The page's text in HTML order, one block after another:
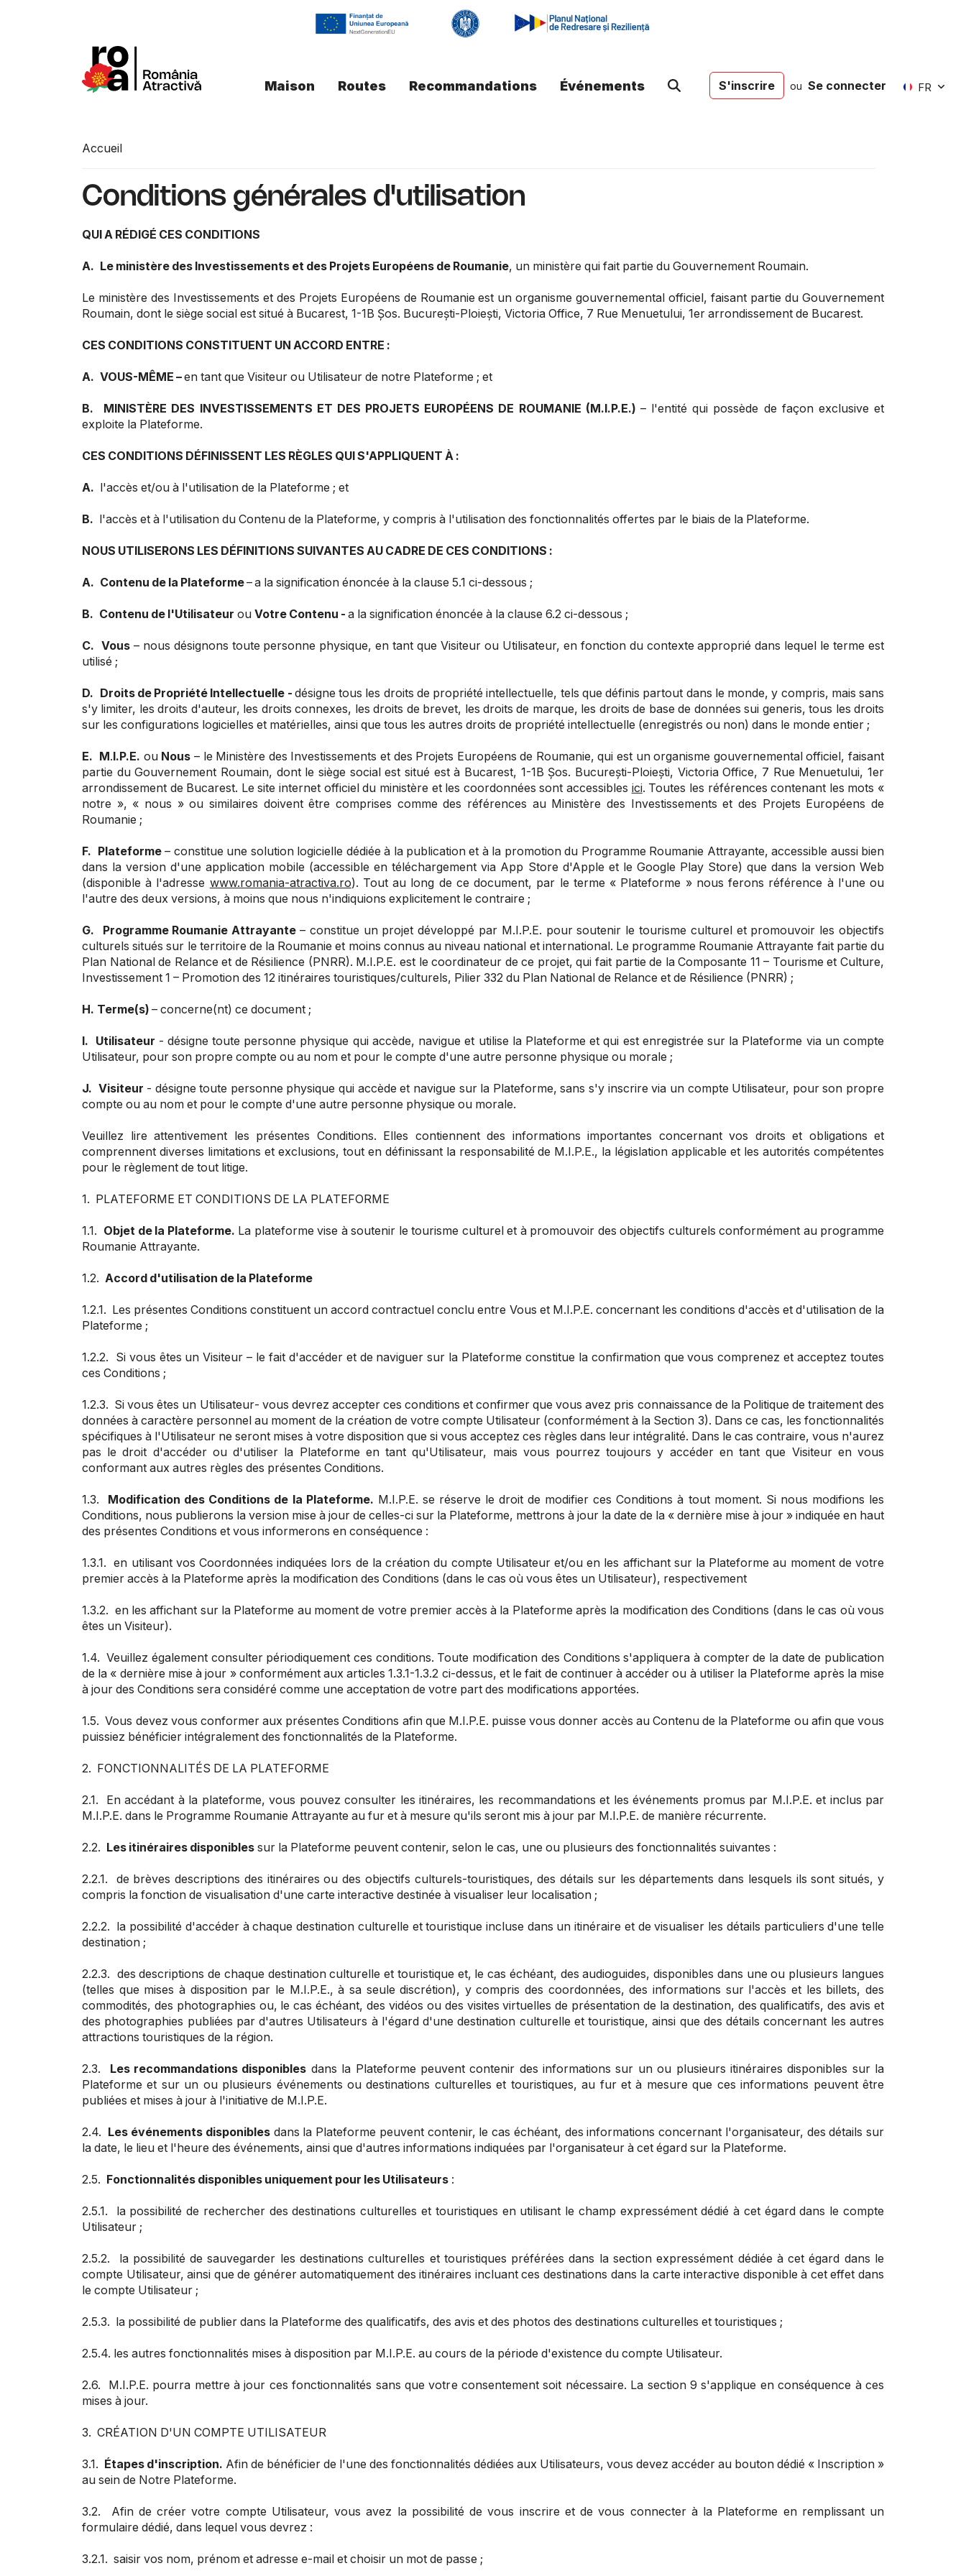
Maison Routes Recommandations Événements S'inscrire ou Se connecter FR
Accueil
Conditions générales d'utilisation
QUI A RÉDIGÉ CES CONDITIONS
A. Le ministère des Investissements et des Projets Européens de Roumanie, un ministère qui fait partie du Gouvernement Roumain.
Le ministère des Investissements et des Projets Européens de Roumanie est un organisme gouvernemental officiel, faisant partie du Gouvernement
Roumain, dont le siège social est situé à Bucarest, 1-1B Șos. București-Ploiești, Victoria Office, 7 Rue Menuetului, 1er arrondissement de Bucarest.
CES CONDITIONS CONSTITUENT UN ACCORD ENTRE :
A. VOUS-MÊME –en tant que Visiteur ou Utilisateur de notre Plateforme ; et
B. MINISTÈRE DES INVESTISSEMENTS ET DES PROJETS EUROPÉENS DE ROUMANIE (M.I.P.E.) – l'entité qui possède de façon exclusive et
exploite la Plateforme.
CES CONDITIONS DÉFINISSENT LES RÈGLES QUI S'APPLIQUENT À :
A. l'accès et/ou à l'utilisation de la Plateforme ; et
B. l'accès et à l'utilisation du Contenu de la Plateforme, y compris à l'utilisation des fonctionnalités offertes par le biais de la Plateforme.
NOUS UTILISERONS LES DÉFINITIONS SUIVANTES AU CADRE DE CES CONDITIONS :
A. Contenu de la Plateforme–a la signification énoncée à la clause 5.1 ci-dessous ;
B. Contenu de l'Utilisateur ou Votre Contenu - a la signification énoncée à la clause 6.2 ci-dessous ;
C. Vous– nous désignons toute personne physique, en tant que Visiteur ou Utilisateur, en fonction du contexte approprié dans lequel le terme est
utilisé ;
D. Droits de Propriété Intellectuelle - désigne tous les droits de propriété intellectuelle, tels que définis partout dans le monde, y compris, mais sans
s'y limiter, les droits d'auteur, les droits connexes, les droits de brevet, les droits de marque, les droits de base de données sui generis, tous les droits
sur les configurations logicielles et matérielles, ainsi que tous les autres droits de propriété intellectuelle (enregistrés ou non) dans le monde entier ;
E. M.I.P.E. ou Nous – le Ministère des Investissements et des Projets Européens de Roumanie, qui est un organisme gouvernemental officiel, faisant
partie du Gouvernement Roumain, dont le siège social est situé est à Bucarest, 1-1B Șos. București-Ploiești, Victoria Office, 7 Rue Menuetului, 1er
arrondissement de Bucarest. Le site internet officiel du ministère et les coordonnées sont accessibles ici. Toutes les références contenant les mots «
notre », « nous » ou similaires doivent être comprises comme des références au Ministère des Investissements et des Projets Européens de
Roumanie ;
F. Plateforme– constitue une solution logicielle dédiée à la publication et à la promotion du Programme Roumanie Attrayante, accessible aussi bien
dans la version d'une application mobile (accessible en téléchargement via App Store d'Apple et le Google Play Store) que dans la version Web
(disponible à l'adresse www.romania-atractiva.ro). Tout au long de ce document, par le terme « Plateforme » nous ferons référence à l'une ou
l'autre des deux versions, à moins que nous n'indiquions explicitement le contraire ;
G. Programme Roumanie Attrayante– constitue un projet développé par M.I.P.E. pour soutenir le tourisme culturel et promouvoir les objectifs
culturels situés sur le territoire de la Roumanie et moins connus au niveau national et international. Le programme Roumanie Attrayante fait partie du
Plan National de Relance et de Résilience (PNRR). M.I.P.E. est le coordinateur de ce projet, qui fait partie de la Composante 11 – Tourisme et Culture,
Investissement 1 – Promotion des 12 itinéraires touristiques/culturels, Pilier 332 du Plan National de Relance et de Résilience (PNRR) ;
H. Terme(s) – concerne(nt) ce document ;
I. Utilisateur - désigne toute personne physique qui accède, navigue et utilise la Plateforme et qui est enregistrée sur la Plateforme via un compte
Utilisateur, pour son propre compte ou au nom et pour le compte d'une autre personne physique ou morale ;
J. Visiteur - désigne toute personne physique qui accède et navigue sur la Plateforme, sans s'y inscrire via un compte Utilisateur, pour son propre
compte ou au nom et pour le compte d'une autre personne physique ou morale.
Veuillez lire attentivement les présentes Conditions. Elles contiennent des informations importantes concernant vos droits et obligations et
comprennent diverses limitations et exclusions, tout en définissant la responsabilité de M.I.P.E., la législation applicable et les autorités compétentes
pour le règlement de tout litige.
1. PLATEFORME ET CONDITIONS DE LA PLATEFORME
1.1. Objet de la Plateforme. La plateforme vise à soutenir le tourisme culturel et à promouvoir des objectifs culturels conformément au programme
Roumanie Attrayante.
1.2. Accord d'utilisation de la Plateforme
1.2.1. Les présentes Conditions constituent un accord contractuel conclu entre Vous et M.I.P.E. concernant les conditions d'accès et d'utilisation de la
Plateforme ;
1.2.2. Si vous êtes un Visiteur – le fait d'accéder et de naviguer sur la Plateforme constitue la confirmation que vous comprenez et acceptez toutes
ces Conditions ;
1.2.3. Si vous êtes un Utilisateur- vous devrez accepter ces conditions et confirmer que vous avez pris connaissance de la Politique de traitement des
données à caractère personnel au moment de la création de votre compte Utilisateur (conformément à la Section 3). Dans ce cas, les fonctionnalités
spécifiques à l'Utilisateur ne seront mises à votre disposition que si vous acceptez ces règles dans leur intégralité. Dans le cas contraire, vous n'aurez
pas le droit d'accéder ou d'utiliser la Plateforme en tant qu'Utilisateur, mais vous pourrez toujours y accéder en tant que Visiteur en vous
conformant aux autres règles des présentes Conditions.
1.3. Modification des Conditions de la Plateforme. M.I.P.E. se réserve le droit de modifier ces Conditions à tout moment. Si nous modifions les
Conditions, nous publierons la version mise à jour de celles-ci sur la Plateforme, mettrons à jour la date de la « dernière mise à jour » indiquée en haut
des présentes Conditions et vous informerons en conséquence :
1.3.1. en utilisant vos Coordonnées indiquées lors de la création du compte Utilisateur et/ou en les affichant sur la Plateforme au moment de votre
premier accès à la Plateforme après la modification des Conditions (dans le cas où vous êtes un Utilisateur), respectivement
1.3.2. en les affichant sur la Plateforme au moment de votre premier accès à la Plateforme après la modification des Conditions (dans le cas où vous
êtes un Visiteur).
1.4. Veuillez également consulter périodiquement ces conditions. Toute modification des Conditions s'appliquera à compter de la date de publication
de la « dernière mise à jour » conformément aux articles 1.3.1-1.3.2 ci-dessus, et le fait de continuer à accéder ou à utiliser la Plateforme après la mise
à jour des Conditions sera considéré comme une acceptation de votre part des modifications apportées.
1.5.Vous devez vous conformer aux présentes Conditions afin que M.I.P.E. puisse vous donner accès au Contenu de la Plateforme ou afin que vous
puissiez bénéficier intégralement des fonctionnalités de la Plateforme.
2. FONCTIONNALITÉS DE LA PLATEFORME
2.1. En accédant à la plateforme, vous pouvez consulter les itinéraires, les recommandations et les événements promus par M.I.P.E. et inclus par
M.I.P.E. dans le Programme Roumanie Attrayante au fur et à mesure qu'ils seront mis à jour par M.I.P.E. de manière récurrente.
2.2. Les itinéraires disponibles sur la Plateforme peuvent contenir, selon le cas, une ou plusieurs des fonctionnalités suivantes :
2.2.1. de brèves descriptions des itinéraires ou des objectifs culturels-touristiques, des détails sur les départements dans lesquels ils sont situés, y
compris la fonction de visualisation d'une carte interactive destinée à visualiser leur localisation ;
2.2.2. la possibilité d'accéder à chaque destination culturelle et touristique incluse dans un itinéraire et de visualiser les détails particuliers d'une telle
destination ;
2.2.3. des descriptions de chaque destination culturelle et touristique et, le cas échéant, des audioguides, disponibles dans une ou plusieurs langues
(telles que mises à disposition par le M.I.P.E., à sa seule discrétion), y compris des coordonnées, des informations sur l'accès et les billets, des
commodités, des photographies ou, le cas échéant, des vidéos ou des visites virtuelles de présentation de la destination, des qualificatifs, des avis et
des photographies publiées par d'autres Utilisateurs à l'égard d'une destination culturelle et touristique, ainsi que des détails concernant les autres
attractions touristiques de la région.
2.3. Les recommandations disponibles dans la Plateforme peuvent contenir des informations sur un ou plusieurs itinéraires disponibles sur la
Plateforme et sur un ou plusieurs événements ou destinations culturelles et touristiques, au fur et à mesure que ces informations peuvent être
publiées et mises à jour à l'initiative de M.I.P.E.
2.4. Les événements disponiblesdans la Plateforme peuvent contenir, le cas échéant, des informations concernant l'organisateur, des détails sur
la date, le lieu et l'heure des événements, ainsi que d'autres informations indiquées par l'organisateur à cet égard sur la Plateforme.
2.5. Fonctionnalités disponibles uniquement pour les Utilisateurs :
2.5.1. la possibilité de rechercher des destinations culturelles et touristiques en utilisant le champ expressément dédié à cet égard dans le compte
Utilisateur ;
2.5.2. la possibilité de sauvegarder les destinations culturelles et touristiques préférées dans la section expressément dédiée à cet égard dans le
compte Utilisateur, ainsi que de générer automatiquement des itinéraires incluant ces destinations dans la carte interactive disponible à cet effet dans
le compte Utilisateur ;
2.5.3. la possibilité de publier dans la Plateforme des qualificatifs, des avis et des photos des destinations culturelles et touristiques ;
2.5.4. les autres fonctionnalités mises à disposition par M.I.P.E. au cours de la période d'existence du compte Utilisateur.
2.6. M.I.P.E. pourra mettre à jour ces fonctionnalités sans que votre consentement soit nécessaire. La section 9 s'applique en conséquence à ces
mises à jour.
3. CRÉATION D'UN COMPTE UTILISATEUR
3.1. Étapes d'inscription. Afin de bénéficier de l'une des fonctionnalités dédiées aux Utilisateurs, vous devez accéder au bouton dédié « Inscription »
au sein de Notre Plateforme.
3.2. Afin de créer votre compte Utilisateur, vous avez la possibilité de vous inscrire et de vous connecter à la Plateforme en remplissant un
formulaire dédié, dans lequel vous devrez :
3.2.1. saisir vos nom, prénom et adresse e-mail et choisir un mot de passe ;